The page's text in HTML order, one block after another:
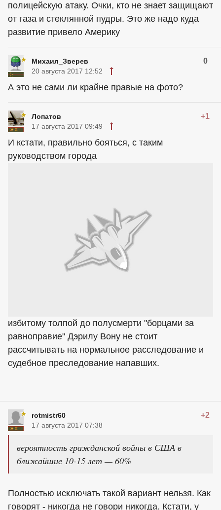
полицейскую атаку. Очки, кто не знает защищают
от газа и стеклянной пудры. Это же надо куда
развитие привело Америку
Михаил_Зверев 0
20 августа 2017 12:52
А это не сами ли крайне правые на фото?
Лопатов +1
17 августа 2017 09:49
И кстати, правильно бояться, с таким
руководством города
избитому толпой до полусмерти "борцами за
равноправие" Дэрилу Вону не стоит
рассчитывать на нормальное расследование и
судебное преследование напавших.
rotmistr60 +2
17 августа 2017 07:38
вероятность гражданской войны в США в
ближайшие 10-15 лет — 60%
Полностью исключать такой вариант нельзя. Как
говорят - никогда не говори никогда. Кстати, у